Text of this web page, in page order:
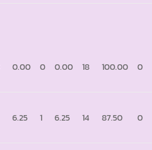
0.00 0 0.00 18 100.00 0
6.25 1 6.25 14 87.50 0